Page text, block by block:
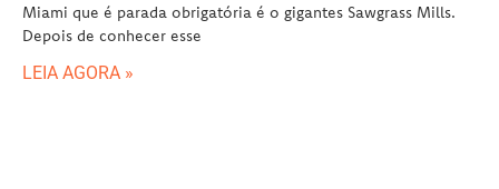
Miami que é parada obrigatória é o gigantes Sawgrass Mills.
Depois de conhecer esse
LEIA AGORA »